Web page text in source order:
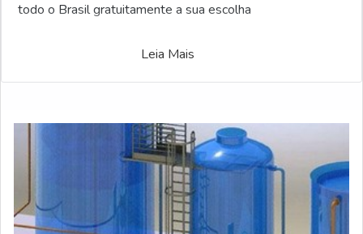
todo o Brasil gratuitamente a sua escolha
Leia Mais